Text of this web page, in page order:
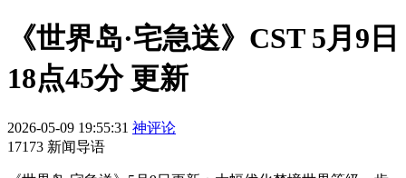
《世界岛·宅急送》CST 5月9日
18点45分 更新
2026-05-09 19:55:31 神评论
17173 新闻导语